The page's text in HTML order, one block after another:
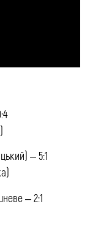
– 5:1
– 2:1